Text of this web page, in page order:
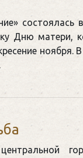
состоялась
Дню матери,
ноября.